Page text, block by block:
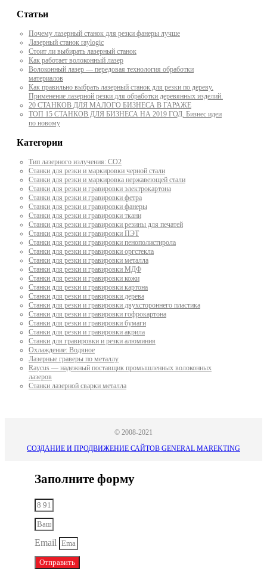
Статьи
Почему лазерный станок для резки фанеры лучше
Лазерный станок raylogic
Стоит ли выбирать лазерный станок
Как работает волоконный лазер
Волоконный лазер — передовая технология обработки
материалов
Как правильно выбрать лазерный станок для резки по дереву.
Применение лазерной резки для обработки деревянных изделий.
20 СТАНКОВ ДЛЯ МАЛОГО БИЗНЕСА В ГАРАЖЕ
ТОП 15 СТАНКОВ ДЛЯ БИЗНЕСА НА 2019 ГОД. Бизнес идеи
по новому
Категории
Тип лазерного излучения: СО2
Станки для резки и маркировки черной стали
Станки для резки и маркировка нержавеющей стали
Станки для резки и гравировки электрокартона
Станки для резки и гравировки фетра
Станки для резки и гравировки фанеры
Станки для резки и гравировки ткани
Станки для резки и гравировки резины для печатей
Станки для резки и гравировки ПЭТ
Станки для резки и гравировки пенополистирола
Станки для резки и гравировки оргстекла
Станки для резки и гравировки металла
Станки для резки и гравировки МДФ
Станки для резки и гравировки кожи
Станки для резки и гравировки картона
Станки для резки и гравировки дерева
Станки для резки и гравировки двухстороннего пластика
Станки для резки и гравировки гофрокартона
Станки для резки и гравировки бумаги
Станки для резки и гравировки акрила
Станки для гравировки и резки алюминия
Охлаждение: Водяное
Лазерные граверы по металлу
Raycus — надежный поставщик промышленных волоконных
лазеров
Cтанки лазерной сварки металла
© 2008-2021
СОЗДАНИЕ И ПРОДВИЖЕНИЕ САЙТОВ GENERAL MAREKTING
Заполните форму
Email
Отправить